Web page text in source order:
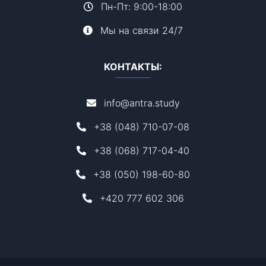
Пн-Пт: 9:00-18:00
Мы на связи 24/7
КОНТАКТЫ:
info@antra.study
+38 (048) 710-07-08
+38 (068) 717-04-40
+38 (050) 198-60-80
+420 777 602 306